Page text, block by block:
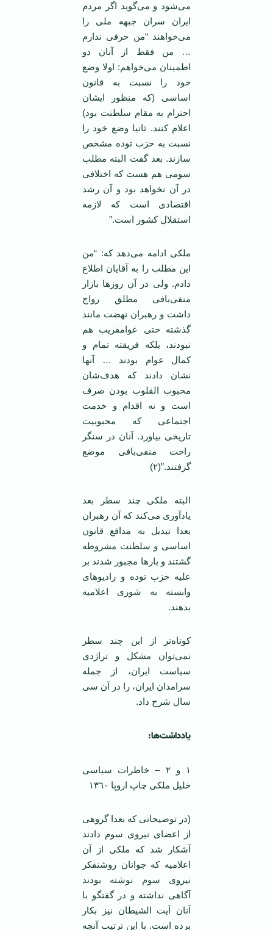
می‌شود و می‌گوید اگر مردم
ایران سران جبهه ملی را
می‌خواهند “من حرفی ندارم
… من فقط از آنان دو
اطمینان می‌خواهم: اولا وضع
خود را نسبت به قانون
اساسی (که منظور ایشان
احترام به مقام سلطنت بود)
اعلام کنند. ثانیا وضع خود را
نسبت به حزب توده مشخص
سازند. بعد گفت البته مطلب
سومی هم هست که اختلافی
در آن نخواهد بود و آن رشد
اقتصادی است که لازمه
استقلال کشور است.”
ملکی ادامه می‌دهد که: “من
این مطلب را به آقایان اطلاع
دادم. ولی در آن روز‌ها بازار
منفی‌بافی مطلق رواج
داشت و رهبران نهضت مانند
گذشته حتی عوامفریب هم
نبودند، بلکه فریفته تمام و
کمال عوام بودند … آنها
نشان دادند که هدف‌شان
محبوب القلوب بودن صرف
است و نه اقدام و خدمت
اجتماعی که محبوبیت
تاریخی بیاورد. آنان در سنگر
راحت منفی‌بافی موضع
گرفتند.”(٢)
البته ملکی چند سطر بعد
یادآوری می‌کند که آن رهبران
بعدا تبدیل به مدافع قانون
اساسی و سلطنت مشروطه
گشتند و بارها مجبور شدند بر
علیه حزب توده و رادیو‌های
وابسته به شوری اعلامیه
بدهند.
کوتاه‌تر از این چند سطر
نمی‌توان مشکل و تراژدی
سیاست ایران، از جمله
سرامدان ایران، را در آن سی
سال شرح داد.
یادداشت‌ها:
١ و ٢ – خاطرات سیاسی
خلیل ملکی چاپ اروپا ١٣٦٠
(در توضیحاتی که بعدا گروهی
از اعضای نیروی سوم دادند
آشکار شد که ملکی از آن
اعلامیه که جوانان روشنفکر
نیروی سوم نوشته بودند
آگاهی نداشته و در گفتگو با
آنان آیت الشیطان نیز بکار
برده است. با این ترتیب آنچه